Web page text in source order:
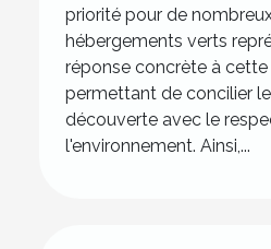
priorité pour de
hébergements verts
réponse concrète à cette
permettant de concilier
découverte avec le
l'environnement. Ainsi,...